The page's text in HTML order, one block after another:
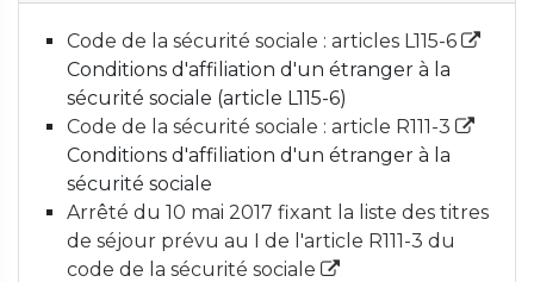
Code de la sécurité sociale : articles L115-6
Conditions d'affiliation d'un étranger à la
sécurité sociale (article L115-6)
Code de la sécurité sociale : article R111-3
Conditions d'affiliation d'un étranger à la
sécurité sociale
Arrêté du 10 mai 2017 fixant la liste des titres
de séjour prévu au I de l'article R111-3 du
code de la sécurité sociale